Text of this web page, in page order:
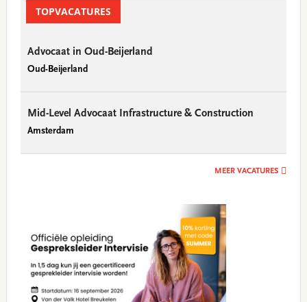
SidebarTOPVACATURES
Advocaat in Oud-Beijerland
Oud-Beijerland
Mid-Level Advocaat Infrastructure & Construction
Amsterdam
MEER VACATURES